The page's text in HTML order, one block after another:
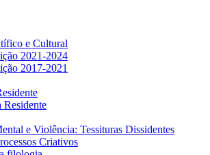
e Cultural
2021-2024
2017-2021
Residente
e Violência: Tessituras Dissidentes
Criativos